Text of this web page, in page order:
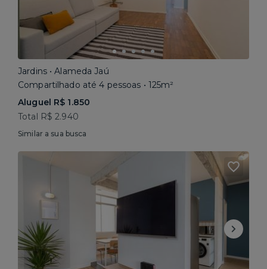
Jardins • Alameda Jaú
Compartilhado até 4 pessoas • 125m²
Aluguel R$ 1.850
Total R$ 2.940
Similar a sua busca